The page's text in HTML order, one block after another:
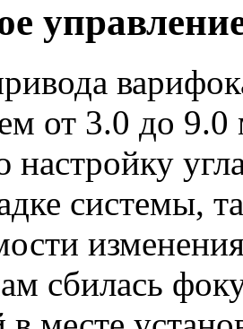
от 3.0 до
настройку
системы,
сбилась